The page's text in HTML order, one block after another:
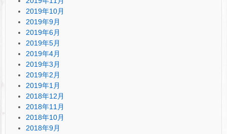
2019年10月
2019年9月
2019年6月
2019年5月
2019年4月
2019年3月
2019年2月
2019年1月
2018年12月
2018年11月
2018年10月
2018年9月